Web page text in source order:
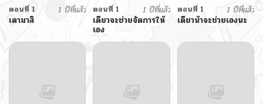
ตอนที่ 1
1 ปีที่แล้ว
เดามาสิ
ตอนที่ 1
1 ปีที่แล้ว
เดี๋ยวจะช่วยจัดการให้
เอง
ตอนที่ 1
1 ปีที่แล้ว
เดี๋ยวน้าจะช่วยเองนะ